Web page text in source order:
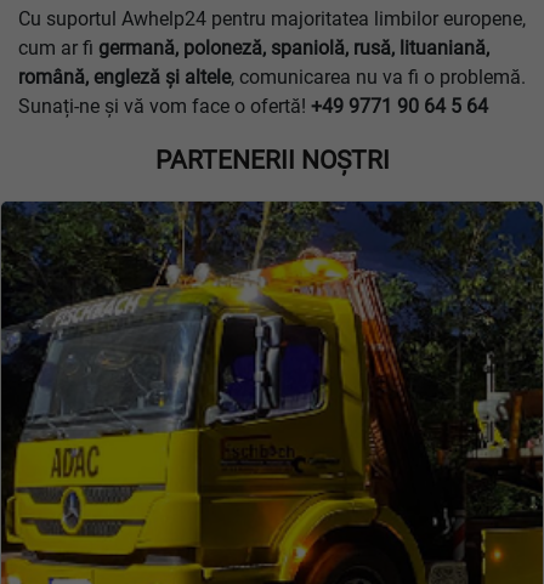
Cu suportul Awhelp24 pentru majoritatea limbilor europene,
cum ar fi germană, poloneză, spaniolă, rusă, lituaniană,
română, engleză și altele, comunicarea nu va fi o problemă.
Sunați-ne și vă vom face o ofertă! +49 9771 90 64 5 64
PARTENERII NOȘTRI